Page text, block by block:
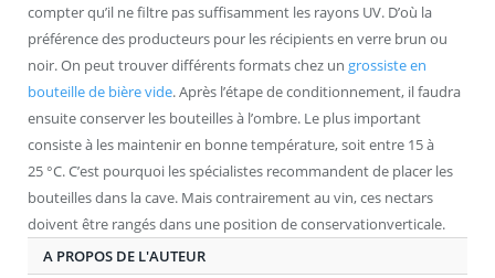
compter qu’il ne filtre pas suffisamment les rayons UV. D’où la
préférence des producteurs pour les récipients en verre brun ou
noir. On peut trouver différents formats chez un grossiste en
bouteille de bière vide. Après l’étape de conditionnement, il faudra
ensuite conserver les bouteilles à l’ombre. Le plus important
consiste à les maintenir en bonne température, soit entre 15 à
25 °C. C’est pourquoi les spécialistes recommandent de placer les
bouteilles dans la cave. Mais contrairement au vin, ces nectars
doivent être rangés dans une position de conservationverticale.
A PROPOS DE L'AUTEUR